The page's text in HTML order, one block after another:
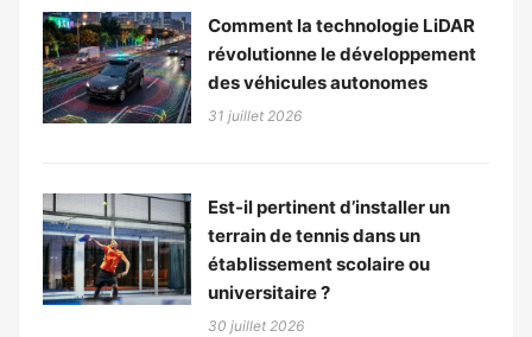
Comment la technologie LiDAR
révolutionne le développement
des véhicules autonomes
31 juillet 2026
Est-il pertinent d’installer un
terrain de tennis dans un
établissement scolaire ou
universitaire ?
30 juillet 2026